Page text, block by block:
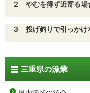
２ やむを得ず近寄る場
３ 投げ釣りで引っかけ
三重県の漁業